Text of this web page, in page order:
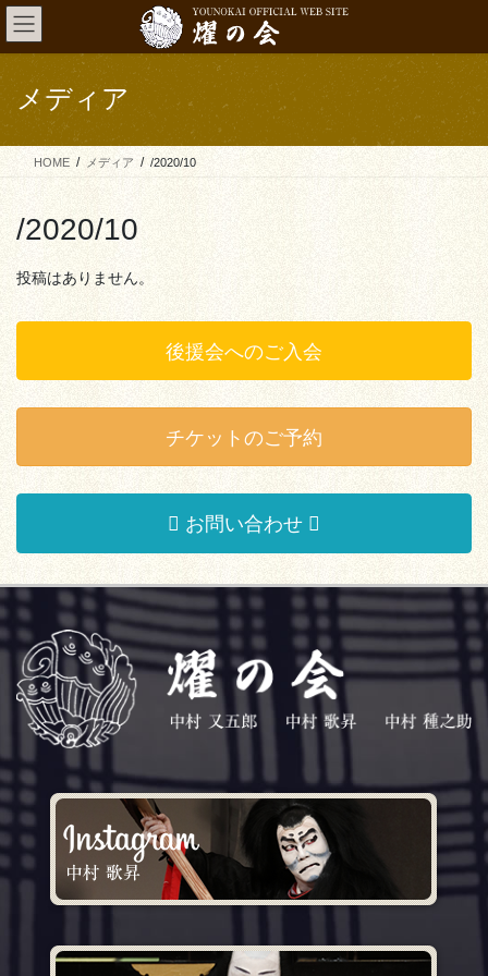
コ
ン
テ
ン
ツ
へ
ス
ナ
ビ
ゲ
ー
シ
ョ
ン
メディア
HOME メディア /2020/10
/2020/10
投稿はありません。
後援会へのご入会
チケットのご予約
お問い合わせ